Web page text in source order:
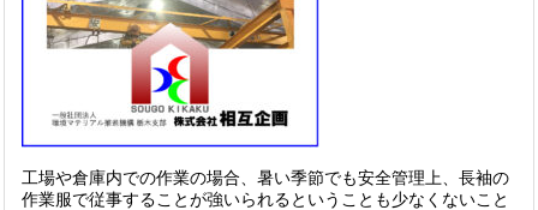
工場や倉庫内での作業の場合、暑い季節でも安全管理上、長袖の
作業服で従事することが強いられるということも少なくないこと